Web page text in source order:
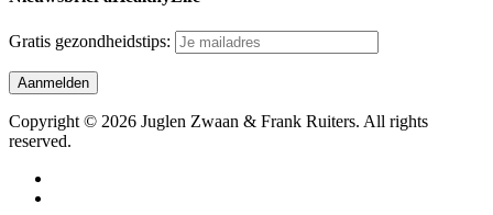
Gratis gezondheidstips:
Copyright © 2026 Juglen Zwaan & Frank Ruiters. All rights
reserved.